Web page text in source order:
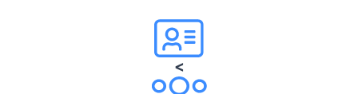
<